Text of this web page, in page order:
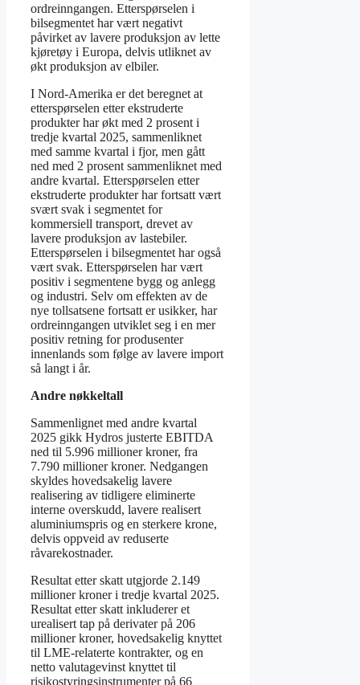
ordreinngangen. Etterspørselen i
bilsegmentet har vært negativt
påvirket av lavere produksjon av lette
kjøretøy i Europa, delvis utliknet av
økt produksjon av elbiler.
I Nord-Amerika er det beregnet at
etterspørselen etter ekstruderte
produkter har økt med 2 prosent i
tredje kvartal 2025, sammenliknet
med samme kvartal i fjor, men gått
ned med 2 prosent sammenliknet med
andre kvartal. Etterspørselen etter
ekstruderte produkter har fortsatt vært
svært svak i segmentet for
kommersiell transport, drevet av
lavere produksjon av lastebiler.
Etterspørselen i bilsegmentet har også
vært svak. Etterspørselen har vært
positiv i segmentene bygg og anlegg
og industri. Selv om effekten av de
nye tollsatsene fortsatt er usikker, har
ordreinngangen utviklet seg i en mer
positiv retning for produsenter
innenlands som følge av lavere import
så langt i år.
Andre nøkkeltall
Sammenlignet med andre kvartal
2025 gikk Hydros justerte EBITDA
ned til 5.996 millioner kroner, fra
7.790 millioner kroner. Nedgangen
skyldes hovedsakelig lavere
realisering av tidligere eliminerte
interne overskudd, lavere realisert
aluminiumspris og en sterkere krone,
delvis oppveid av reduserte
råvarekostnader.
Resultat etter skatt utgjorde 2.149
millioner kroner i tredje kvartal 2025.
Resultat etter skatt inkluderer et
urealisert tap på derivater på 206
millioner kroner, hovedsakelig knyttet
til LME-relaterte kontrakter, og en
netto valutagevinst knyttet til
risikostyringsinstrumenter på 66